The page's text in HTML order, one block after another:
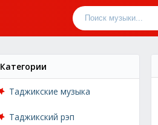
Категории
Таджикские музыка
Таджикский рэп